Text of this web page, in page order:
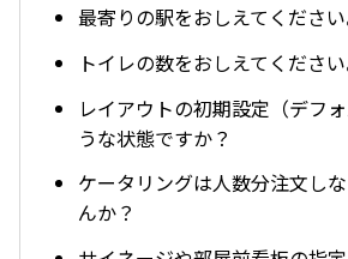
最寄りの駅をおしえてください
トイレの数をおしえてください
レイアウトの初期設定（デフ
うな状態ですか？
ケータリングは人数分注文し
んか？